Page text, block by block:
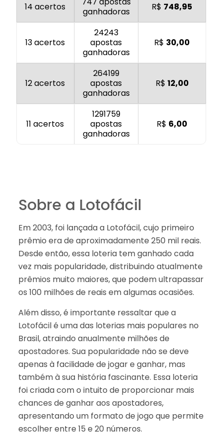
14 acertos
ganhadoras
R$ 748,95
13 acertos
24243
apostas
ganhadoras
R$ 30,00
12 acertos
264199
apostas
ganhadoras
R$ 12,00
11 acertos
1291759
apostas
ganhadoras
R$ 6,00
Sobre a Lotofácil
Em 2003, foi lançada a Lotofácil, cujo primeiro
prêmio era de aproximadamente 250 mil reais.
Desde então, essa loteria tem ganhado cada
vez mais popularidade, distribuindo atualmente
prêmios muito maiores, que podem ultrapassar
os 100 milhões de reais em algumas ocasiões.
Além disso, é importante ressaltar que a
Lotofácil é uma das loterias mais populares no
Brasil, atraindo anualmente milhões de
apostadores. Sua popularidade não se deve
apenas à facilidade de jogar e ganhar, mas
também à sua história fascinante. Essa loteria
foi criada com o intuito de proporcionar mais
chances de ganhar aos apostadores,
apresentando um formato de jogo que permite
escolher entre 15 e 20 números.